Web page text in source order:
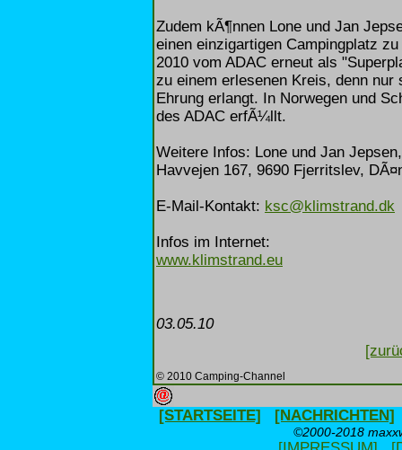
Zudem kÃ¶nnen Lone und Jan
einen einzigartigen Campingplatz
2010 vom ADAC erneut als
zu einem erlesenen Kreis, denn nur
Ehrung erlangt. In Norwegen und
des ADAC erfÃ¼llt.
Weitere Infos: Lone und Jan
Havvejen 167, 9690 Fjerritslev,
E-Mail-Kontakt: ksc@klimstrand.dk
Infos im Internet:
www.klimstrand.eu
03.05.10
© 2010 Camping-Channel
[STARTSEITE] [NACHRICHTEN]
©2000-2018